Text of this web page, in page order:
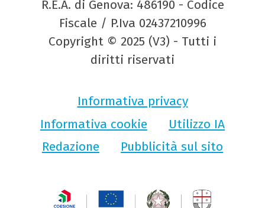
R.E.A. di Genova: 486190 - Codice
Fiscale / P.Iva 02437210996
Copyright © 2025 (V3) - Tutti i
diritti riservati
Informativa privacy
Informativa cookie
Utilizzo IA
Redazione
Pubblicità sul sito